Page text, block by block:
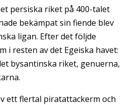
persiska riket på 400-talet
bekämpat sin fiende blev
ligan. Efter det följde
i resten av det Egeiska havet:
bysantinska riket, genuerna,
ett flertal piratattackerm och